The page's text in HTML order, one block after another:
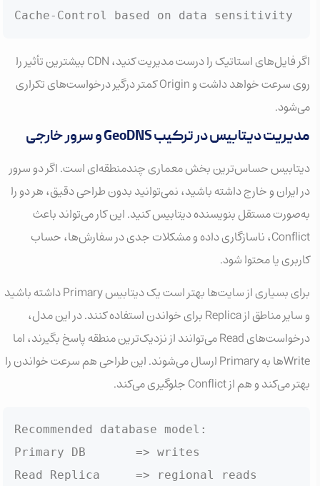
Cache-Control based on data sensitivity
اگر فایل‌های استاتیک را درست مدیریت کنید، CDN بیشترین تأثیر را
روی سرعت خواهد داشت و Origin کمتر درگیر درخواست‌های تکراری
می‌شود.
مدیریت دیتابیس در ترکیب GeoDNS و سرور خارجی
دیتابیس حساس‌ترین بخش معماری چندمنطقه‌ای است. اگر دو سرور
در ایران و خارج داشته باشید، نمی‌توانید بدون طراحی دقیق، هر دو را
به‌صورت مستقل بنویسنده دیتابیس کنید. این کار می‌تواند باعث
Conflict، ناسازگاری داده و مشکلات جدی در سفارش‌ها، حساب
کاربری یا محتوا شود.
برای بسیاری از سایت‌ها بهتر است یک دیتابیس Primary داشته باشید
و سایر مناطق از Replica برای خواندن استفاده کنند. در این مدل،
درخواست‌های Read می‌توانند از نزدیک‌ترین منطقه پاسخ بگیرند، اما
Writeها به Primary ارسال می‌شوند. این طراحی هم سرعت خواندن را
بهتر می‌کند و هم از Conflict جلوگیری می‌کند.
Recommended database model:
Primary DB       => writes
Read Replica     => regional reads